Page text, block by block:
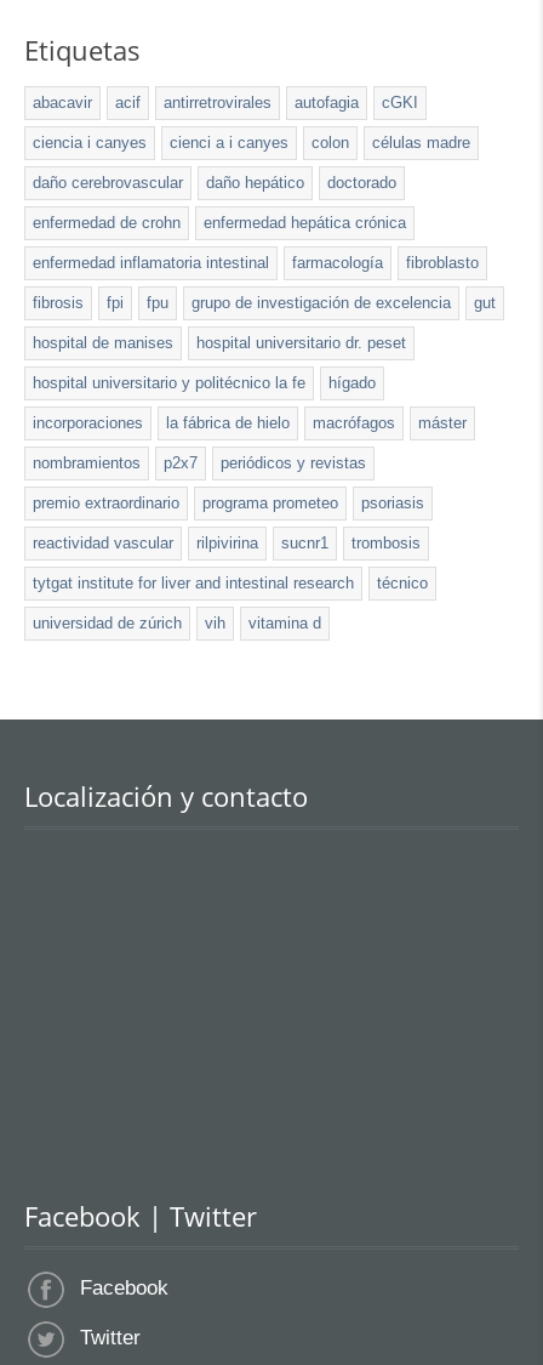
Etiquetas
abacavir acif antirretrovirales autofagia cGKI
ciencia i canyes cienci a i canyes colon células madre
daño cerebrovascular daño hepático doctorado
enfermedad de crohn enfermedad hepática crónica
enfermedad inflamatoria intestinal farmacología fibroblasto
fibrosis fpi fpu grupo de investigación de excelencia gut
hospital de manises hospital universitario dr. peset
hospital universitario y politécnico la fe hígado
incorporaciones la fábrica de hielo macrófagos máster
nombramientos p2x7 periódicos y revistas
premio extraordinario programa prometeo psoriasis
reactividad vascular rilpivirina sucnr1 trombosis
tytgat institute for liver and intestinal research técnico
universidad de zúrich vih vitamina d
Localización y contacto
Facebook | Twitter
Facebook
Twitter